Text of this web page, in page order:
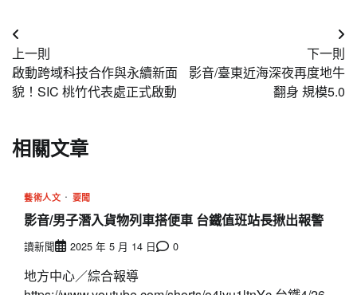
文
章
導
上一則
啟動跨域科技合作與永續新面
貌！SIC 桃竹代表處正式啟動
下一則
影音/臺東近海深夜再度地牛
翻身 規模5.0
相關文章
藝術人文 要聞
影音/男子潛入貨物列車搭便車 台鐵值班站長揪出報警
讀新聞 2025 年 5 月 14 日 0
地方中心／綜合報導